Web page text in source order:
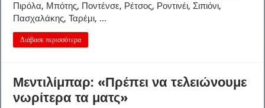
Πιρόλα, Μπότης, Ποντένσε, Ρέτσος, Ροντινέι, Σιπιόνι,
Πασχαλάκης, Ταρέμι, ...
Διάβασε περισσότερα
Μεντιλίμπαρ: «Πρέπει να τελειώνουμε
νωρίτερα τα ματς»